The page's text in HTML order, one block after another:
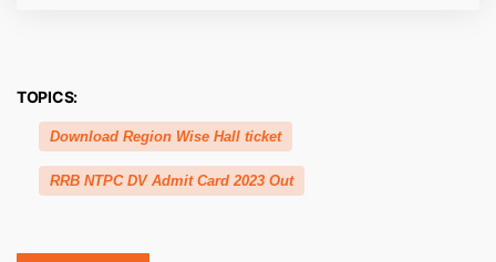
TOPICS:
Download Region Wise Hall ticket
RRB NTPC DV Admit Card 2023 Out